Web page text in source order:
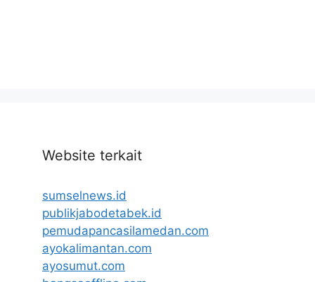
Website terkait
sumselnews.id
publikjabodetabek.id
pemudapancasilamedan.com
ayokalimantan.com
ayosumut.com